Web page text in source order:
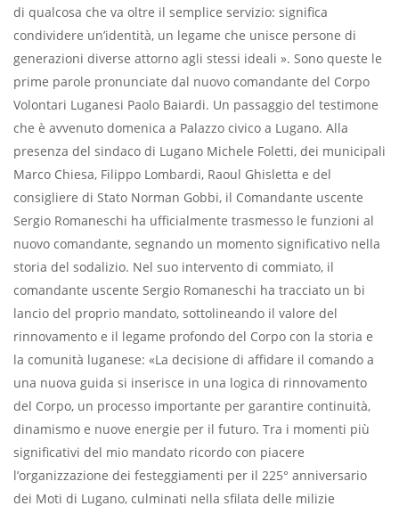
di qualcosa che va oltre il semplice servizio: significa
condividere un’identità, un legame che unisce persone di
generazioni diverse attorno agli stessi ideali ». Sono queste le
prime parole pronunciate dal nuovo comandante del Corpo
Volontari Luganesi Paolo Baiardi. Un passaggio del testimone
che è avvenuto domenica a Palazzo civico a Lugano. Alla
presenza del sindaco di Lugano Michele Foletti, dei municipali
Marco Chiesa, Filippo Lombardi, Raoul Ghisletta e del
consigliere di Stato Norman Gobbi, il Comandante uscente
Sergio Romaneschi ha ufficialmente trasmesso le funzioni al
nuovo comandante, segnando un momento significativo nella
storia del sodalizio. Nel suo intervento di commiato, il
comandante uscente Sergio Romaneschi ha tracciato un bi
lancio del proprio mandato, sottolineando il valore del
rinnovamento e il legame profondo del Corpo con la storia e
la comunità luganese: «La decisione di affidare il comando a
una nuova guida si inserisce in una logica di rinnovamento
del Corpo, un processo importante per garantire continuità,
dinamismo e nuove energie per il futuro. Tra i momenti più
significativi del mio mandato ricordo con piacere
l’organizzazione dei festeggiamenti per il 225° anniversario
dei Moti di Lugano, culminati nella sfilata delle milizie